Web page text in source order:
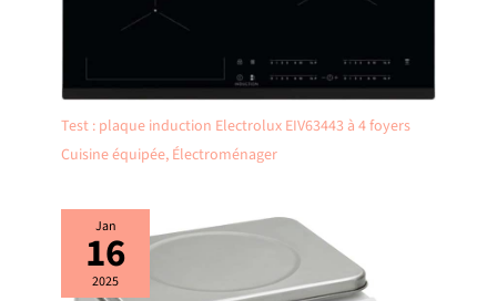
Test : plaque induction Electrolux EIV63443 à 4 foyers
Cuisine équipée, Électroménager
Jan
16
2025